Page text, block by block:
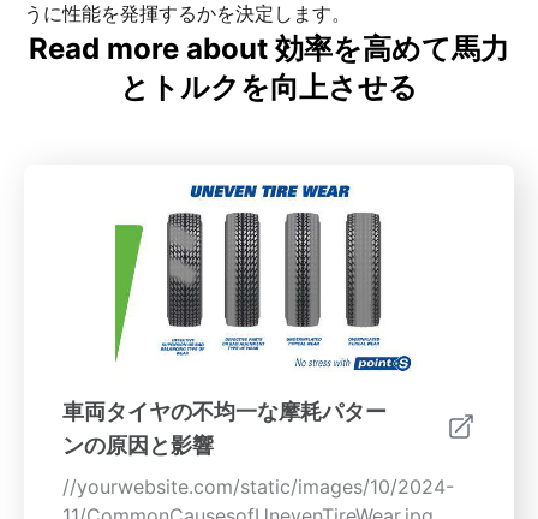
うに性能を発揮するかを決定します。
Read more about 効率を高めて馬力
とトルクを向上させる
車両タイヤの不均一な摩耗パター
ンの原因と影響
//yourwebsite.com/static/images/10/2024-